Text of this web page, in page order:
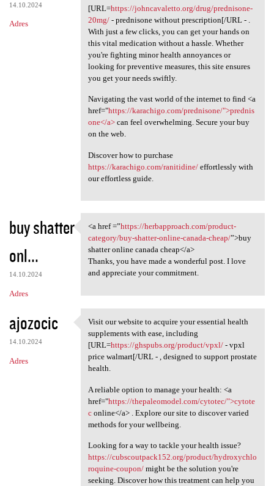
14.10.2024
Adres
[URL=https://johncavaletto.org/drug/prednisone-
20mg/- prednisone without prescription[/URL - .
With just a few clicks, you can get your hands on
this vital medication without a hassle. Whether
you're fighting minor health annoyances or
looking for preventive measures, this site ensures
you get your needs swiftly.
Navigating the vast world of the internet to find <a
href="https://karachigo.com/prednisone/">prednis
one</a>can feel overwhelming. Secure your buy
on the web.
Discover how to purchase
https://karachigo.com/ranitidine/effortlessly with
our effortless guide.
buy shatter
onl...
14.10.2024
Adres
<a href =”https:/
<a href =”https://herbapproach.com/product-
category/buy-shatter-online-canada-cheap/”>buy
shatter online canada cheap</a>
Thanks, you have made a wonderful post. I love
and appreciate your commitment.
ajozocic
14.10.2024
Adres
Visit our website to acquire
Visit our website to acquire your essential health
supplements with ease, including
[URL=https://ghspubs.org/product/vpxl/- vpxl
price walmart[/URL - , designed to support prostate
health.
A reliable option to manage your health: <a
href="https://thepaleomodel.com/cytotec/">cytote
conline</a> . Explore our site to discover varied
methods for your wellbeing.
Looking for a way to tackle your health issue?
https://cubscoutpack152.org/product/hydroxychlo
roquine-coupon/might be the solution you're
seeking. Discover how this treatment can help you